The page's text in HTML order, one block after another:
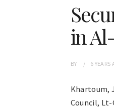
in
BY 6 YEARS
Khartoum,
Council,